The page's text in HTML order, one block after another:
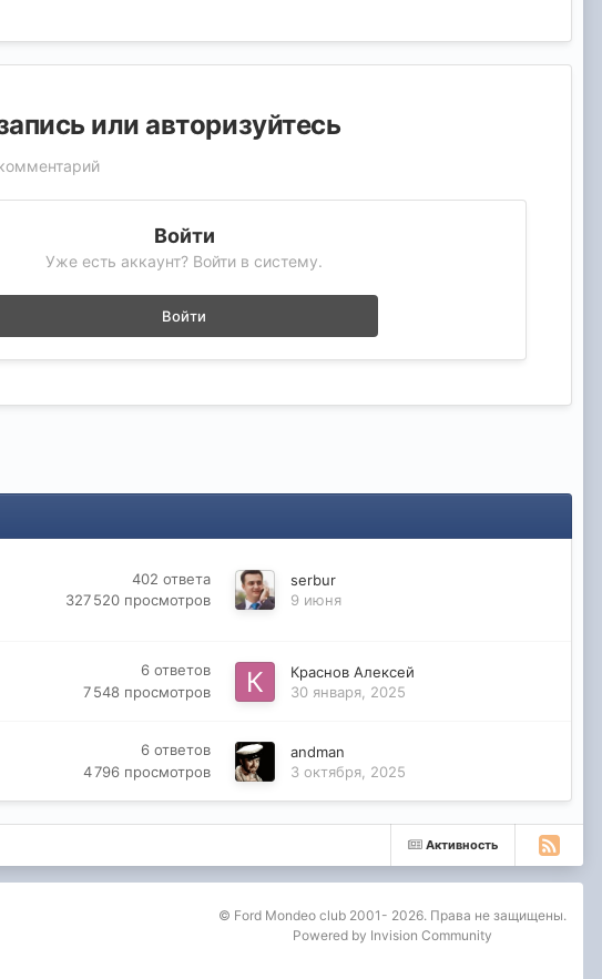
или авторизуйтесь
Войти
Уже есть аккаунт? Войти в систему.
Войти
402 ответа
327 520 просмотров
serbur
9 июня
6 ответов
7 548 просмотров
Краснов Алексей
30 января, 2025
6 ответов
4 796 просмотров
andman
3 октября, 2025
Активность
© Ford Mondeo club 2001- 2026. Права не защищены.
Powered by Invision Community